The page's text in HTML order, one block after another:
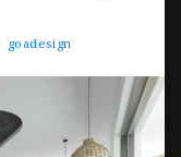
goadesign